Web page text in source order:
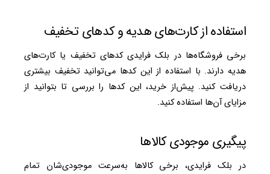
استفاده از کارت‌های هدیه و کدهای تخفیف
برخی فروشگاه‌ها در بلک فرایدی کدهای تخفیف یا کارت‌های
هدیه دارند. با استفاده از این کدها می‌توانید تخفیف بیشتری
دریافت کنید. پیش‌از خرید، این کدها را بررسی تا بتوانید از
مزایای آن‌ها استفاده کنید.
پیگیری موجودی کالاها
در بلک فرایدی، برخی کالاها به‌سرعت موجودی‌شان تمام